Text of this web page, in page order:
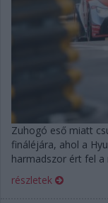
Zuhogó eső miatt
fináléjára, ahol a
harmadszor ért fel
részletek